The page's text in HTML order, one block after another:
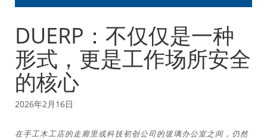
DUERP：不仅仅是一种
形式，更是工作场所安全
的核心
2026年2月16日
在手工木工店的走廊里或科技初创公司的玻璃办公室之间，仍然